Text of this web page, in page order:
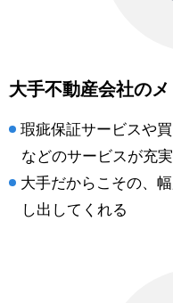
大手不動産会社のメ
瑕疵保証サービスや
などのサービスが充実
大手だからこその、
し出してくれる